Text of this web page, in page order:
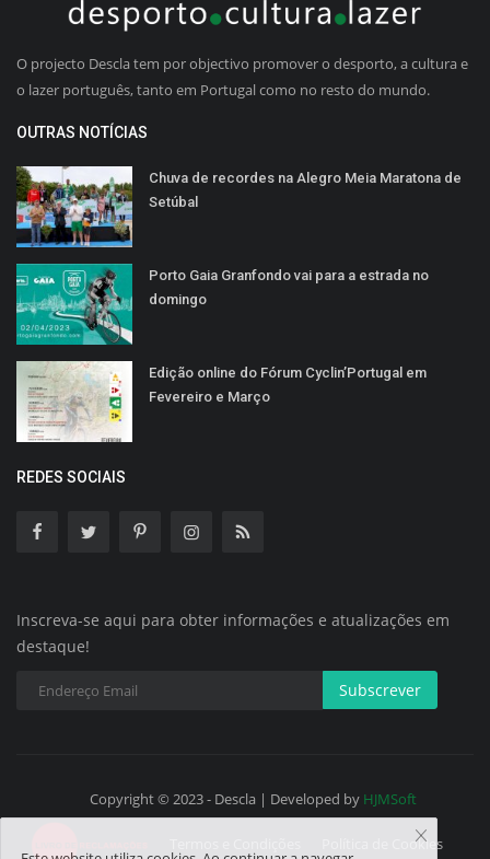
O projecto Descla tem por objectivo promover o desporto, a cultura e
o lazer português, tanto em Portugal como no resto do mundo.
OUTRAS NOTÍCIAS
Chuva de recordes na Alegro Meia Maratona de
Setúbal
Porto Gaia Granfondo vai para a estrada no
domingo
Edição online do Fórum Cyclin’Portugal em
Fevereiro e Março
REDES SOCIAIS
Inscreva-se aqui para obter informações e atualizações em
destaque!
Subscrever
Copyright © 2023 - Descla | Developed by HJMSoft
Política de Cookies